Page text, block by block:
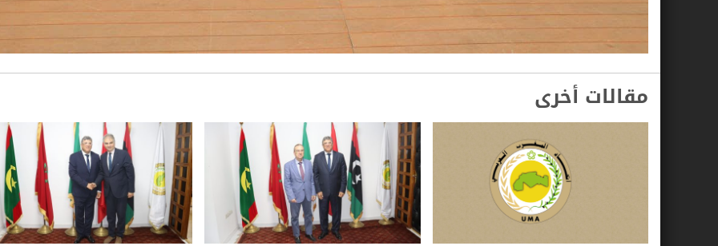
مقالات أخرى